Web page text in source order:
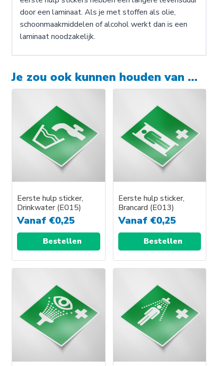
door een laminaat. Als je met stoffen als olie,
schoonmaakmiddelen of alcohol werkt dan is een
laminaat noodzakelijk.
Je zou ook kunnen houden van …
Eerste hulp sticker,
Drinkwater (E015)
Vanaf €0,25
Bestellen
Eerste hulp sticker,
Brancard (E013)
Vanaf €0,25
Bestellen